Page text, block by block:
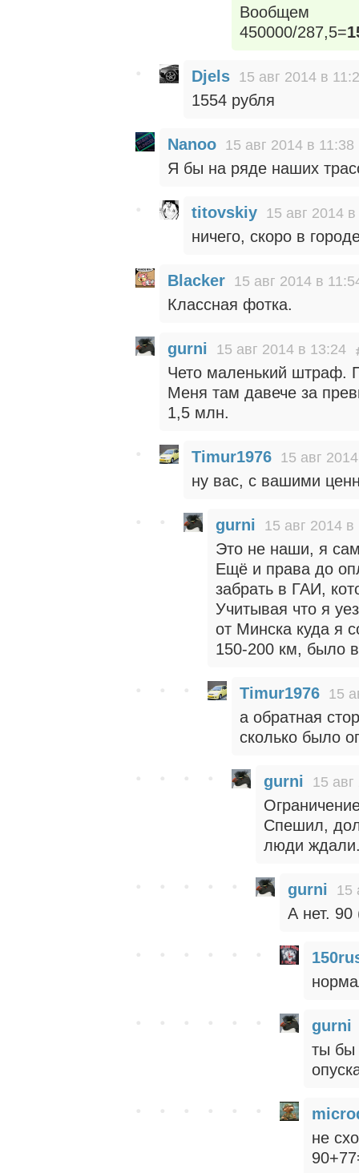
Вообщем
450000/287,5=
Djels 15 авг 2014 в
1554 рубля
Nanoo 15 авг 2014 в 11:38
Я бы на ряде наших
titovskiy 15 авг 2014
ничего, скоро в
Blacker 15 авг 2014 в
Классная фотка.
gurni 15 авг 2014 в 13:24
Чето маленький штраф.
Меня там давече за
1,5 млн.
Timur1976 15 авг
ну вас, с вашими
gurni 15 авг 2014 в
Это не наши, я
Ещё и права до
забрать в ГАИ,
Учитывая что я
от Минска куда я
150-200 км, было
Timur1976 15
а обратная
сколько было
gurni 15
Спешил,
люди
gurni 15
А нет. 90
gurni
ты бы
не